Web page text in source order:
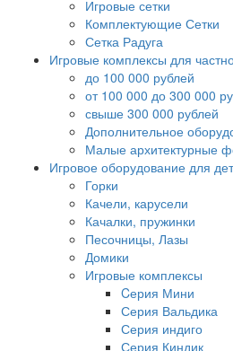
Игровые сетки
Комплектующие Сетки
Сетка Радуга
Игровые комплексы для
до 100 000 рублей
от 100 000 до 300 000
свыше 300 000 рублей
Дополнительное
Малые архитектурные
Игровое оборудование для
Горки
Качели, карусели
Качалки, пружинки
Песочницы, Лазы
Домики
Игровые комплексы
Cерия Мини
Серия Вальдика
Серия индиго
Серия Киндик